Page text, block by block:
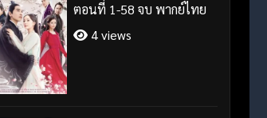
ตอนที่ 1-58 จบ พากย์ไทย
4 views